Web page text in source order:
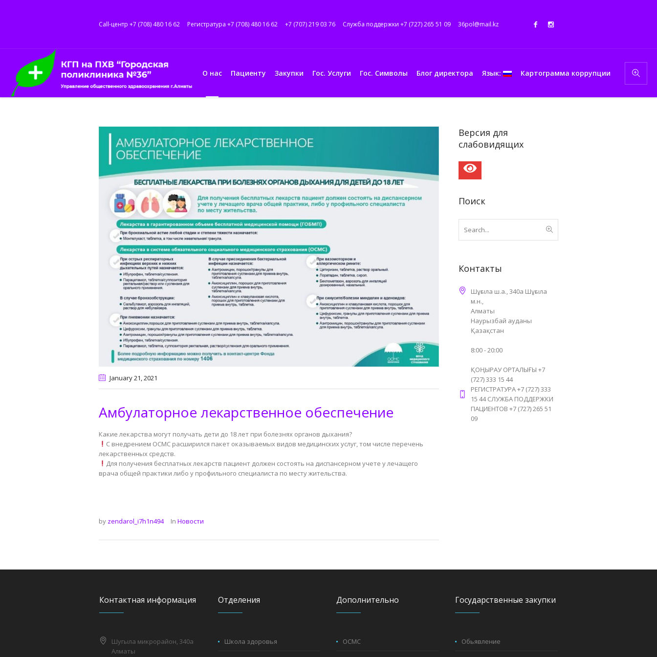
Call-центр +7 (708) 480 16 62 Регистратура +7 (708) 480 16 62 +7 (707) 219 03 76 Служба поддержки +7 (727) 265 51 09 36pol@mail.kz
О нас Пациенту Закупки Гос. Услуги Гос. Символы Блог директора Язык: Картограмма коррупции
January 21, 2021
Амбулаторное лекарственное обеспечение
Какие лекарства могут получать дети до 18 лет при болезнях органов дыхания?
С внедрением ОСМС расширился пакет оказываемых видов медицинских услуг, том числе перечень
лекарственных средств.
Для получения бесплатных лекарств пациент должен состоять на диспансерном учете у лечащего
врача общей практики либо у профильного специалиста по месту жительства.
by zendarol_i7h1n494 In Новости
Версия для
слабовидящих
Поиск
Контакты
Шұғыла ш.а., 340а Шұғыла
м.н.,
Алматы
Наурызбай ауданы
Қазақстан
8:00 - 20:00
ҚОҢЫРАУ ОРТАЛЫҒЫ +7
(727) 333 15 44
РЕГИСТРАТУРА +7 (727) 333
15 44 СЛУЖБА ПОДДЕРЖКИ
ПАЦИЕНТОВ +7 (727) 265 51
09
Контактная информация
Шугыла микрорайон, 340а
Алматы
Отделения
Школа здоровья
Дополнительно
ОСМС
Государственные закупки
Обьявление